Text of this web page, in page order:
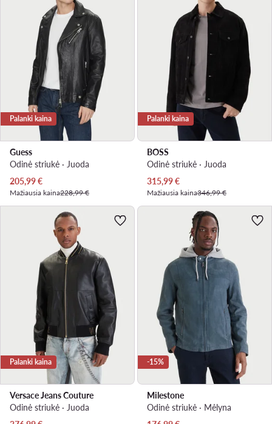
Palanki kaina
Guess
Odinė striukė · Juoda
Dabartinė kaina
205,99€
Mažiausia kaina228,99 €
Palanki kaina
BOSS
Odinė striukė · Juoda
Dabartinė kaina
315,99€
Mažiausia kaina346,99 €
Palanki kaina
Versace Jeans Couture
Odinė striukė · Juoda
-15%
Milestone
Odinė striukė · Mėlyna